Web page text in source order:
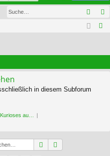
de
n
re
n
e
in diesem Subforum
au…
Suche